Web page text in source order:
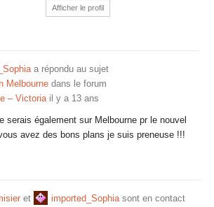
Afficher le profil
a répondu au sujet
Melbourne dans le forum
– Victoria il y a 13 ans
serais également sur Melbourne pr le nouvel
avez des bons plans je suis preneuse !!!
et imported_Sophiasont en contact